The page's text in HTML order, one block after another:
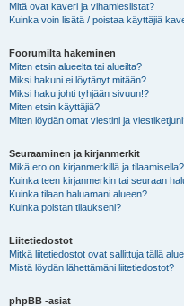
Mitä ovat kaveri ja vihamieslistat?
Kuinka voin lisätä / poistaa käyttäjiä
Foorumilta hakeminen
Miten etsin alueelta tai alueilta?
Miksi hakuni ei löytänyt mitään?
Miksi haku johti tyhjään sivuun!?
Miten etsin käyttäjiä?
Miten löydän omat viestini ja
Seuraaminen ja kirjanmerkit
Mikä ero on kirjanmerkillä ja tilaamisella?
Kuinka teen kirjanmerkin tai seuraan
Kuinka tilaan haluamani alueen?
Kuinka poistan tilaukseni?
Liitetiedostot
Mitkä liitetiedostot ovat sallittuja tällä
Mistä löydän lähettämäni liitetiedostot?
phpBB -asiat